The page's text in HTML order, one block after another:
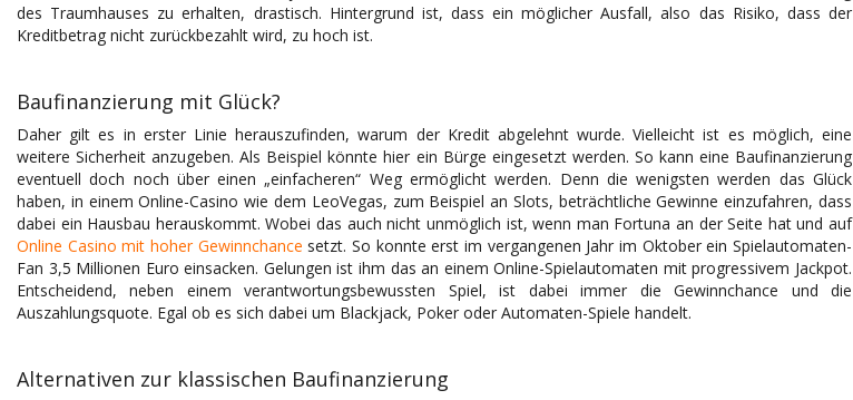
des Traumhauses zu erhalten, drastisch. Hintergrund ist, dass ein möglicher Ausfall, also das Risiko, dass der
Kreditbetrag nicht zurückbezahlt wird, zu hoch ist.
Baufinanzierung mit Glück?
Daher gilt es in erster Linie herauszufinden, warum der Kredit abgelehnt wurde. Vielleicht ist es möglich, eine
weitere Sicherheit anzugeben. Als Beispiel könnte hier ein Bürge eingesetzt werden. So kann eine Baufinanzierung
eventuell doch noch über einen „einfacheren“ Weg ermöglicht werden. Denn die wenigsten werden das Glück
haben, in einem Online-Casino wie dem LeoVegas, zum Beispiel an Slots, beträchtliche Gewinne einzufahren, dass
dabei ein Hausbau herauskommt. Wobei das auch nicht unmöglich ist, wenn man Fortuna an der Seite hat und auf
Online Casino mit hoher Gewinnchance setzt. So konnte erst im vergangenen Jahr im Oktober ein Spielautomaten-
Fan 3,5 Millionen Euro einsacken. Gelungen ist ihm das an einem Online-Spielautomaten mit progressivem Jackpot.
Entscheidend, neben einem verantwortungsbewussten Spiel, ist dabei immer die Gewinnchance und die
Auszahlungsquote. Egal ob es sich dabei um Blackjack, Poker oder Automaten-Spiele handelt.
Alternativen zur klassischen Baufinanzierung